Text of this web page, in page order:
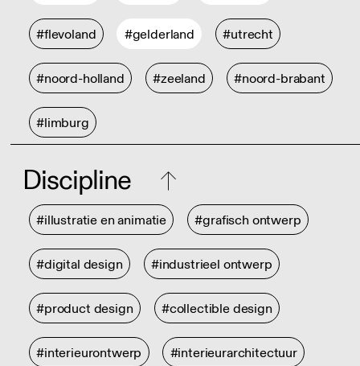
#flevoland #gelderland #utrecht
#noord-holland #zeeland #noord-brabant
#limburg
Discipline
#illustratie en animatie #grafisch ontwerp
#digital design #industrieel ontwerp
#product design #collectible design
#interieurontwerp #interieurarchitectuur